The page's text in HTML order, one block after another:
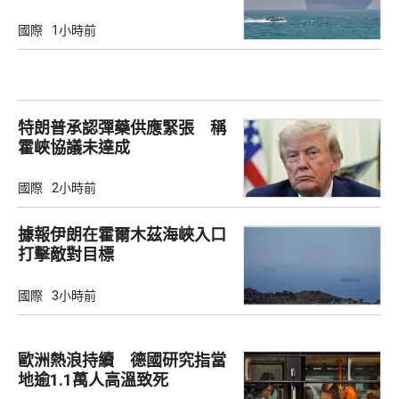
國際 1小時前
特朗普承認彈藥供應緊張 稱
霍峽協議未達成
國際 2小時前
據報伊朗在霍爾木茲海峽入口
打擊敵對目標
國際 3小時前
歐洲熱浪持續 德國研究指當
地逾1.1萬人高溫致死